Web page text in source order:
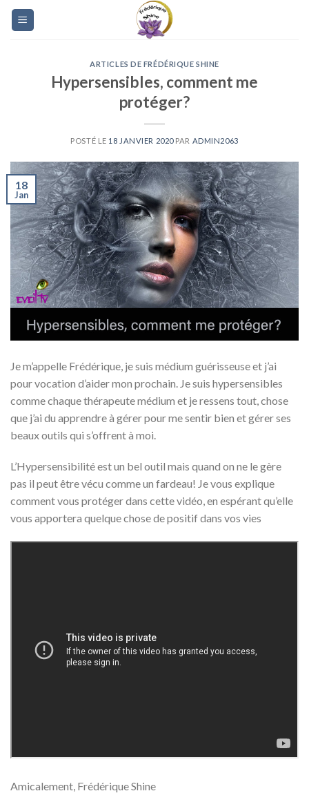
Skip
ARTICLES DE FRÉDÉRIQUE SHINE
Hypersensibles, comment me
protéger?
POSTÉ LE 18 JANVIER 2020PAR ADMIN2063
18
Jan
Je m’appelle Frédérique, je suis médium guérisseuse et j’ai
pour vocation d’aider mon prochain. Je suis hypersensibles
comme chaque thérapeute médium et je ressens tout, chose
que j’ai du apprendre à gérer pour me sentir bien et gérer ses
beaux outils qui s’offrent à moi.
L’Hypersensibilité est un bel outil mais quand on ne le gère
pas il peut être vécu comme un fardeau! Je vous explique
comment vous protéger dans cette vidéo, en espérant qu’elle
vous apportera quelque chose de positif dans vos vies
Amicalement, Frédérique Shine